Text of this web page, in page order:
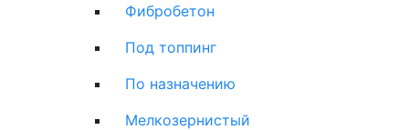
Фибробетон
Под топпинг
По назначению
Мелкозернистый